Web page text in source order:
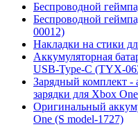
Беспроводной
Беспроводной
00012)
Накладки на стики
Аккумуляторная
USB-Type-C (TYX-
Зарядный комплект -
зарядки для Xbox
Оригинальный
One (S model-1727)